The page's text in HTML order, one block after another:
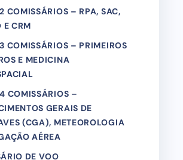
COMISSÁRIOS – RPA, SAC,
E CRM
COMISSÁRIOS – PRIMEIROS
E MEDICINA
COMISSÁRIOS –
GERAIS DE
(CGA), METEOROLOGIA
AÉREA
DE VOO